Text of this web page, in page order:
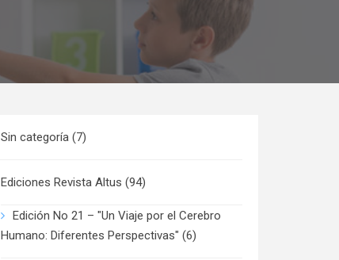
Sin categoría (7)
Ediciones Revista Altus (94)
Edición No 21 – "Un Viaje por el Cerebro
Humano: Diferentes Perspectivas" (6)